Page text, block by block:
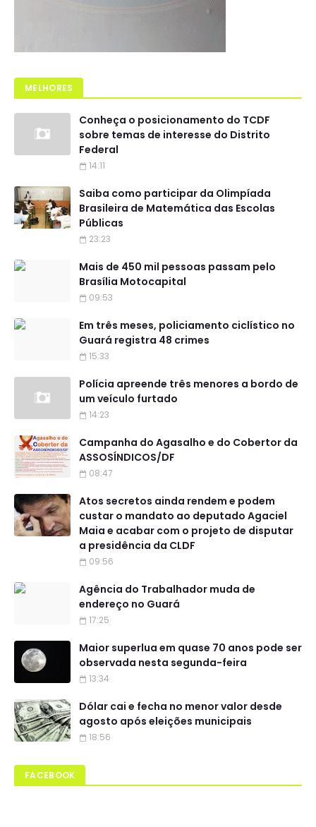
MELHORES
Conheça o posicionamento do TCDF
sobre temas de interesse do Distrito
Federal
14:11
Saiba como participar da Olimpíada
Brasileira de Matemática das Escolas
Públicas
23:23
Mais de 450 mil pessoas passam pelo
Brasília Motocapital
09:53
Em três meses, policiamento ciclístico no
Guará registra 48 crimes
15:33
Polícia apreende três menores a bordo de
um veículo furtado
14:23
Campanha do Agasalho e do Cobertor da
ASSOSÍNDICOS/DF
08:47
Atos secretos ainda rendem e podem
custar o mandato ao deputado Agaciel
Maia e acabar com o projeto de disputar
a presidência da CLDF
09:56
Agência do Trabalhador muda de
endereço no Guará
17:25
Maior superlua em quase 70 anos pode ser
observada nesta segunda-feira
13:34
Dólar cai e fecha no menor valor desde
agosto após eleições municipais
18:56
FACEBOOK